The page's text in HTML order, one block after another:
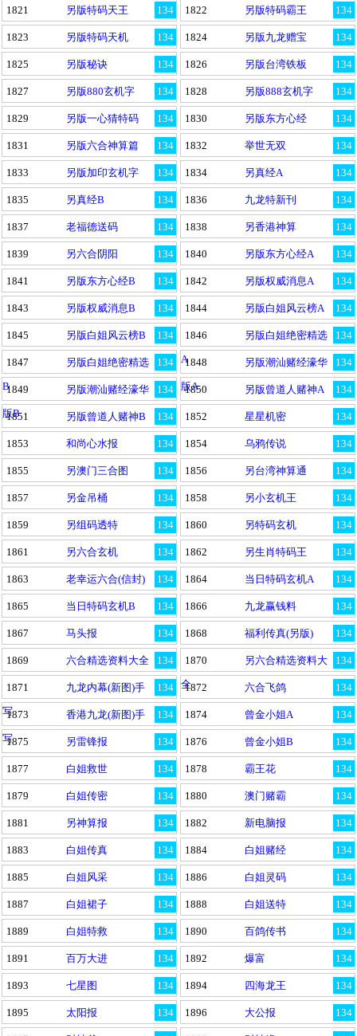
134
1821 另版特码天王 134
1822 另版特码霸王
134
1823 另版特码天机 134
1824 另版九龙赠宝
134
1825 另版秘诀 134
1826 另版台湾铁板
134
1827 另版880玄机字 134
1828 另版888玄机字
134
1829 另版一心猜特码 134
1830 另版东方心经
134
1831 另版六合神算篇 134
1832 举世无双
134
1833 另版加印玄机字 134
1834 另真经A
134
1835 另真经B 134
1836 九龙特新刊
134
1837 老福德送码 134
1838 另香港神算
134
1839 另六合阴阳 134
1840 另版东方心经A
134
1841 另版东方心经B 134
1842 另版权威消息A
134
1843 另版权威消息B 134
1844 另版白姐风云榜A
134
1845 另版白姐风云榜B 134
1846
另版白姐绝密精选
A
134
1847
另版白姐绝密精选
B
134
1848
另版潮汕赌经濠华
版A
134
1849
另版潮汕赌经濠华
版B
134
1850 另版曾道人赌神A
134
1851 另版曾道人赌神B 134
1852 星星机密
134
1853 和尚心水报 134
1854 乌鸦传说
134
1855 另澳门三合图 134
1856 另台湾神算通
134
1857 另金吊桶 134
1858 另小玄机王
134
1859 另组码透特 134
1860 另特码玄机
134
1861 另六合玄机 134
1862 另生肖特码王
134
1863 老幸运六合(信封) 134
1864 当日特码玄机A
134
1865 当日特码玄机B 134
1866 九龙赢钱料
134
1867 马头报 134
1868 福利传真(另版)
134
1869 六合精选资料大全 134
1870
另六合精选资料大
全
134
1871
九龙内幕(新图)手
写
134
1872 六合飞鸽
134
1873
香港九龙(新图)手
写
134
1874 曾金小姐A
134
1875 另雷锋报 134
1876 曾金小姐B
134
1877 白姐救世 134
1878 霸王花
134
1879 白姐传密 134
1880 澳门赌霸
134
1881 另神算报 134
1882 新电脑报
134
1883 白姐传真 134
1884 白姐赌经
134
1885 白姐风采 134
1886 白姐灵码
134
1887 白姐裙子 134
1888 白姐送特
134
1889 白姐特救 134
1890 百鸽传书
134
1891 百万大进 134
1892 爆富
134
1893 七星图 134
1894 四海龙王
134
1895 太阳报 134
1896 大公报